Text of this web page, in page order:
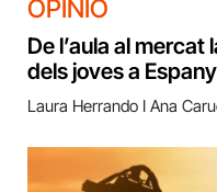
OPINIÓ
De l’aula al
dels joves a
Laura Herrando I Ana